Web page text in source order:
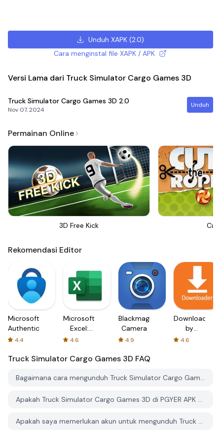
Unduh XAPK (2.0)
Cara menginstal file XAPK / APK
Versi Lama dari Truck Simulator Cargo Games 3D
Truck Simulator Cargo Games 3D 2.0
Nov 07, 2024
Unduh
Permainan Online
3D Free Kick Cut
Rekomendasi Editor
Microsoft
Authenticator
4.4
Microsoft
Excel:
Spreadsheets
4.6
Blackmagic
Camera
4.9
Downloader
by
AFTVnews
4.6
Truck Simulator Cargo Games 3D FAQ
Bagaimana cara mengunduh Truck Simulator Cargo Games 3D dari PGYER APK HUB?
Apakah Truck Simulator Cargo Games 3D di PGYER APK HUB gratis untuk diunduh?
Apakah saya memerlukan akun untuk mengunduh Truck Simulator Cargo Games 3D dari PGYER APK HUB?